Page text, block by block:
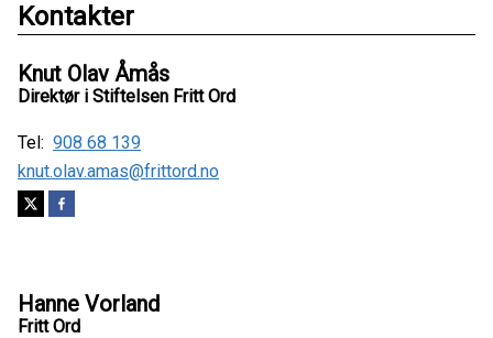
Kontakter
Knut Olav Åmås
Direktør i Stiftelsen Fritt Ord
Tel: 908 68 139
knut.olav.amas@frittord.no
Hanne Vorland
Fritt Ord